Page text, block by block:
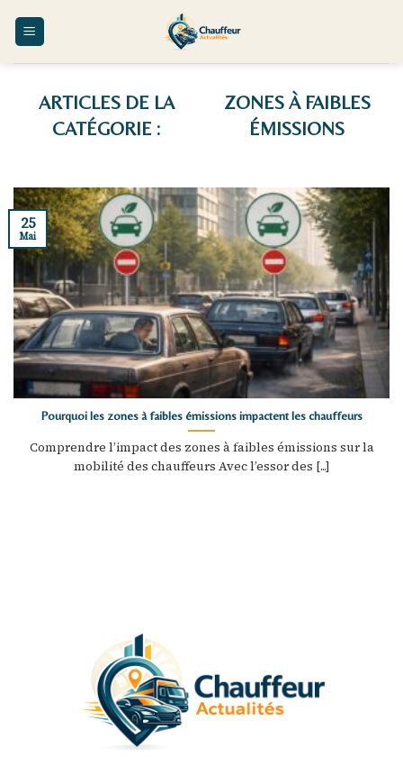
ZONES À FAIBLES
ÉMISSIONS
Pourquoi les zones à faibles émissions impactent les chauffeurs
Comprendre l’impact des zones à faibles émissions sur la
mobilité des chauffeurs Avec l’essor des [...]
25
Mai